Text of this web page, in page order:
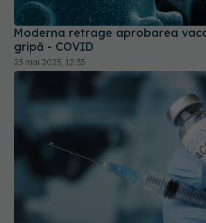
Moderna retrage aprobarea
gripă - COVID
23 mai 2025, 12:33